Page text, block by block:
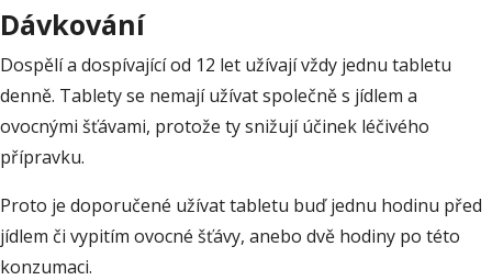
Dávkování
Dospělí a dospívající od 12 let užívají vždy jednu tabletu
denně. Tablety se nemají užívat společně s jídlem a
ovocnými šťávami, protože ty snižují účinek léčivého
přípravku.
Proto je doporučené užívat tabletu buď jednu hodinu před
jídlem či vypitím ovocné šťávy, anebo dvě hodiny po této
konzumaci.